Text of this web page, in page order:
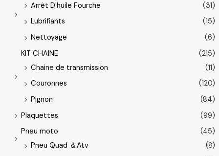
Arrêt D'huile Fourche
(31)
Lubrifiants
(15)
Nettoyage
(6)
KIT CHAINE
(215)
Chaine de transmission
(11)
Couronnes
(120)
Pignon
(84)
Plaquettes
(99)
Pneu moto
(45)
Pneu Quad ＆Atv
(8)